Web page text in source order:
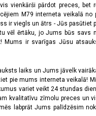
vienkārši pārdot preces,
M79 interneta veikalā
ir viegls un ātrs - Jūs
vēl ērtāku, jo Jums būs
ir svarīgas Jūsu
laiks un Jums jāvelk
pie mums interneta veikalā!
variet veikt 24 stundas
kvalitatīvu zīmolu preces
labprāt Jums palīdzēsim